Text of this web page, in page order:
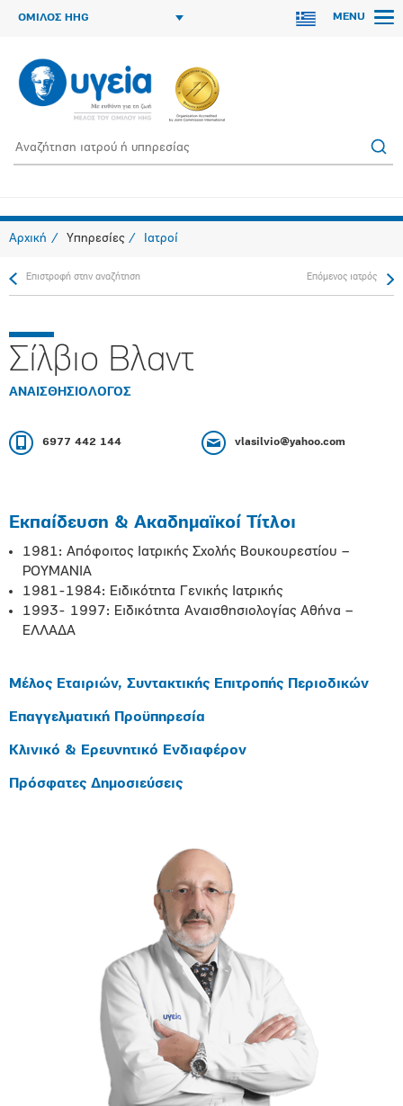
ΟΜΙΛΟΣ HHG MENU
Αρχική Υπηρεσίες Ιατροί
Επιστροφή στην αναζήτηση Επόμενος ιατρός
Σίλβιο Βλαντ
ΑΝΑΙΣΘΗΣΙΟΛΟΓΟΣ
6977 442 144 vlasilvio@yahoo.com
Εκπαίδευση & Ακαδημαϊκοί Τίτλοι
1981: Απόφοιτος Ιατρικής Σχολής Βουκουρεστίου –
ΡΟΥΜΑΝΙΑ
1981-1984: Ειδικότητα Γενικής Ιατρικής
1993- 1997: Ειδικότητα Αναισθησιολογίας Αθήνα –
ΕΛΛΑΔΑ
Μέλος Εταιριών, Συντακτικής Επιτροπής Περιοδικών
Επαγγελματική Προϋπηρεσία
Κλινικό & Ερευνητικό Ενδιαφέρον
Πρόσφατες Δημοσιεύσεις